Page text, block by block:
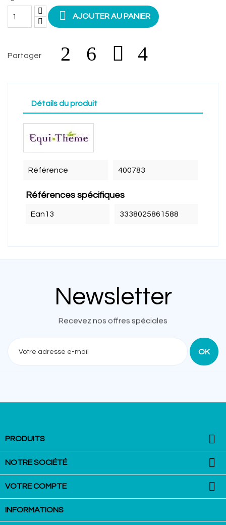
 AJOUTER AU PANIER
Partager
Détails du produit
Référence 400783
Références spécifiques
Ean13 3338025861588
Newsletter
Recevez nos offres spéciales
PRODUITS 
NOTRE SOCIÉTÉ 
VOTRE COMPTE 
INFORMATIONS